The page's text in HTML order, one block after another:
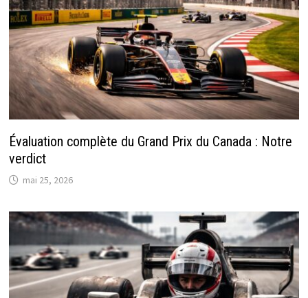
Évaluation complète du Grand Prix du Canada : Notre
verdict
mai 25, 2026